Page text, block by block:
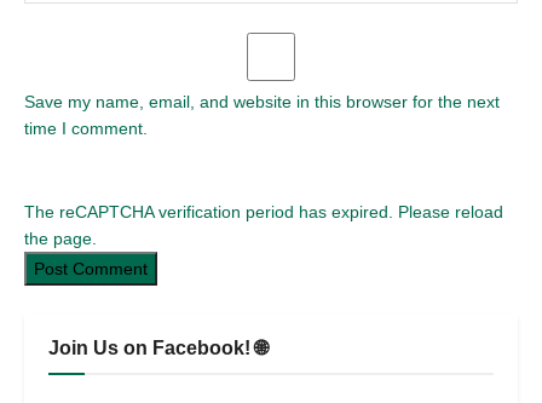
Save my name, email, and website in this browser for the next
time I comment.
The reCAPTCHA verification period has expired. Please reload
the page.
Join Us on Facebook! 🌐